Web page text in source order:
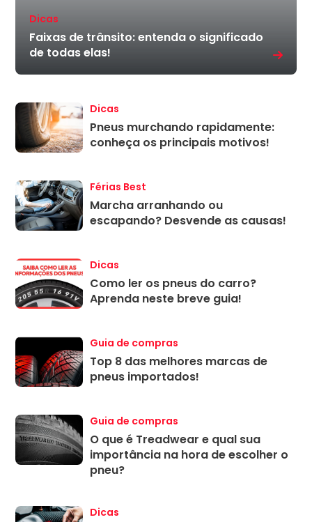
Dicas
Faixas de trânsito: entenda o significado
de todas elas!
Dicas
Pneus murchando rapidamente:
conheça os principais motivos!
Férias Best
Marcha arranhando ou
escapando? Desvende as causas!
Dicas
Como ler os pneus do carro?
Aprenda neste breve guia!
Guia de compras
Top 8 das melhores marcas de
pneus importados!
Guia de compras
O que é Treadwear e qual sua
importância na hora de escolher o
pneu?
Dicas